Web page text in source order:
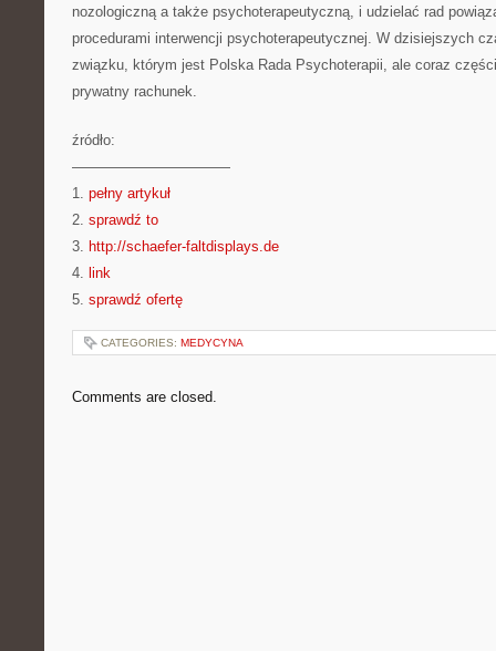
nozologiczną a także psychoterapeutyczną, i udzielać rad
procedurami interwencji psychoterapeutycznej. W dzisiejszych
związku, którym jest Polska Rada Psychoterapii, ale coraz
prywatny rachunek.
źródło:
———————————
1. pełny artykuł
2. sprawdź to
3. http://schaefer-faltdisplays.de
4. link
5. sprawdź ofertę
CATEGORIES: MEDYCYNA
Comments are closed.